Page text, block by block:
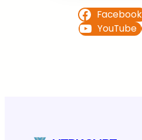
Facebook
YouTube